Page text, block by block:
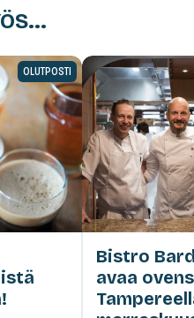
OLUTPOSTI
Bistro
avaa